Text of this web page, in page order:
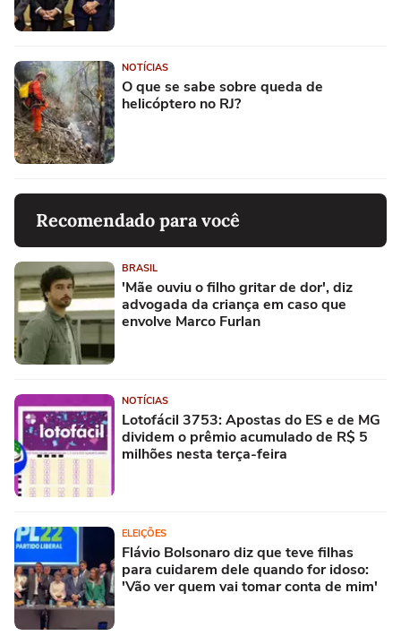
NOTÍCIAS
O que se sabe sobre queda de
helicóptero no RJ?
Recomendado para você
BRASIL
'Mãe ouviu o filho gritar de dor', diz
advogada da criança em caso que
envolve Marco Furlan
NOTÍCIAS
Lotofácil 3753: Apostas do ES e de MG
dividem o prêmio acumulado de R$ 5
milhões nesta terça-feira
ELEIÇÕES
Flávio Bolsonaro diz que teve filhas
para cuidarem dele quando for idoso:
'Vão ver quem vai tomar conta de mim'